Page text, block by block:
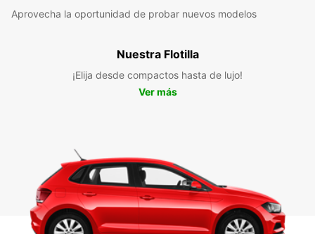
Aprovecha la oportunidad de probar nuevos modelos
Nuestra Flotilla
¡Elija desde compactos hasta de lujo!
Ver más